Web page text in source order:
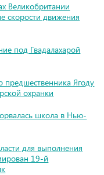
Великобритании
скорости движения
под Гвадалахарой
предшественника Ягоду
охранки
школа в Нью-
для выполнения
19-й